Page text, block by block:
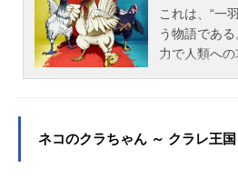
キャスト杉
パ：白石晴
鶴見中尉：
ももこ（ま
こころさく
屋良有作さ
敬→青野武→
（おばあち
これは、“一
う物語であ
力で人類への
ち向かう一
ネコのクラちゃん ～ クラレ王